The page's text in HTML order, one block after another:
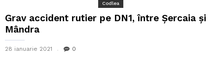
Codlea
Grav accident rutier pe DN1, între Șercaia și
Mândra
28 ianuarie 2021 0